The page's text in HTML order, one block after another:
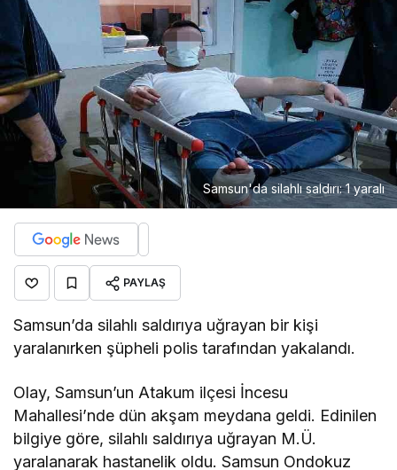
Samsun'da silahlı saldırı: 1 yaralı
PAYLAŞ
Samsun’da silahlı saldırıya uğrayan bir kişi
yaralanırken şüpheli polis tarafından yakalandı.
Olay, Samsun’un Atakum ilçesi İncesu
Mahallesi’nde dün akşam meydana geldi. Edinilen
bilgiye göre, silahlı saldırıya uğrayan M.Ü.
yaralanarak hastanelik oldu. Samsun Ondokuz